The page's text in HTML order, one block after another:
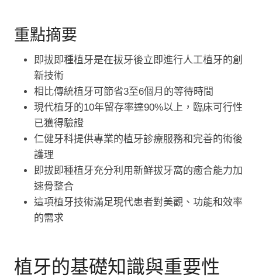
重點摘要
即拔即種植牙是在拔牙後立即進行人工植牙的創
新技術
相比傳統植牙可節省3至6個月的等待時間
現代植牙的10年留存率達90%以上，臨床可行性
已獲得驗證
仁健牙科提供專業的植牙診療服務和完善的術後
護理
即拔即種植牙充分利用新鮮拔牙窩的癒合能力加
速骨整合
這項植牙技術滿足現代患者對美觀、功能和效率
的需求
植牙的基礎知識與重要性